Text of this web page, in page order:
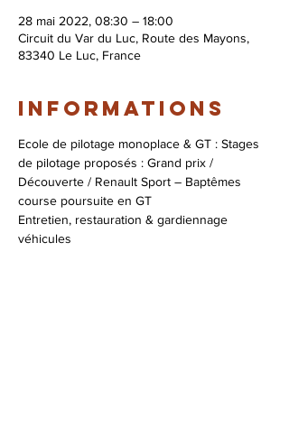
28 mai 2022, 08:30 – 18:00
Circuit du Var du Luc, Route des Mayons,
83340 Le Luc, France
Informations
Ecole de pilotage monoplace & GT : Stages
de pilotage proposés : Grand prix /
Découverte / Renault Sport – Baptêmes
course poursuite en GT
Entretien, restauration & gardiennage
véhicules